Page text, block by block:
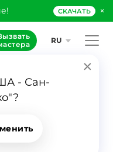
СКАЧАТЬ ×
RU
- Сан-